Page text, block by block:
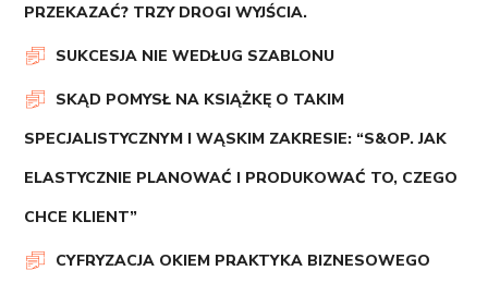
PRZEKAZAĆ? TRZY DROGI WYJŚCIA.
SUKCESJA NIE WEDŁUG SZABLONU
SKĄD POMYSŁ NA KSIĄŻKĘ O TAKIM
SPECJALISTYCZNYM I WĄSKIM ZAKRESIE: “S&OP. JAK
ELASTYCZNIE PLANOWAĆ I PRODUKOWAĆ TO, CZEGO
CHCE KLIENT”
CYFRYZACJA OKIEM PRAKTYKA BIZNESOWEGO